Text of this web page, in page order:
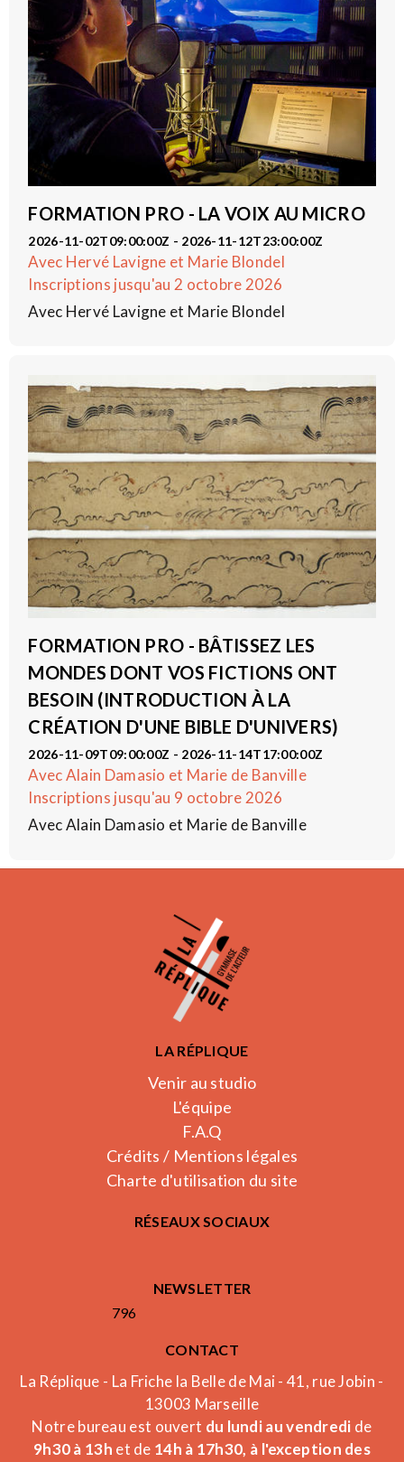
FORMATION PRO - LA VOIX AU MICRO
2026-11-02T09:00:00Z - 2026-11-12T23:00:00Z
Avec Hervé Lavigne et Marie Blondel
Inscriptions jusqu'au 2 octobre 2026
Avec Hervé Lavigne et Marie Blondel
FORMATION PRO - BÂTISSEZ LES
MONDES DONT VOS FICTIONS ONT
BESOIN (INTRODUCTION À LA
CRÉATION D'UNE BIBLE D'UNIVERS)
2026-11-09T09:00:00Z - 2026-11-14T17:00:00Z
Avec Alain Damasio et Marie de Banville
Inscriptions jusqu'au 9 octobre 2026
Avec Alain Damasio et Marie de Banville
LA RÉPLIQUE
Venir au studio
L'équipe
F.A.Q
Crédits / Mentions légales
Charte d'utilisation du site
RÉSEAUX SOCIAUX
NEWSLETTER
796
CONTACT
La Réplique - La Friche la Belle de Mai - 41, rue Jobin -
13003 Marseille
Notre bureau est ouvert du lundi au vendredi de
9h30 à 13h et de 14h à 17h30, à l'exception des